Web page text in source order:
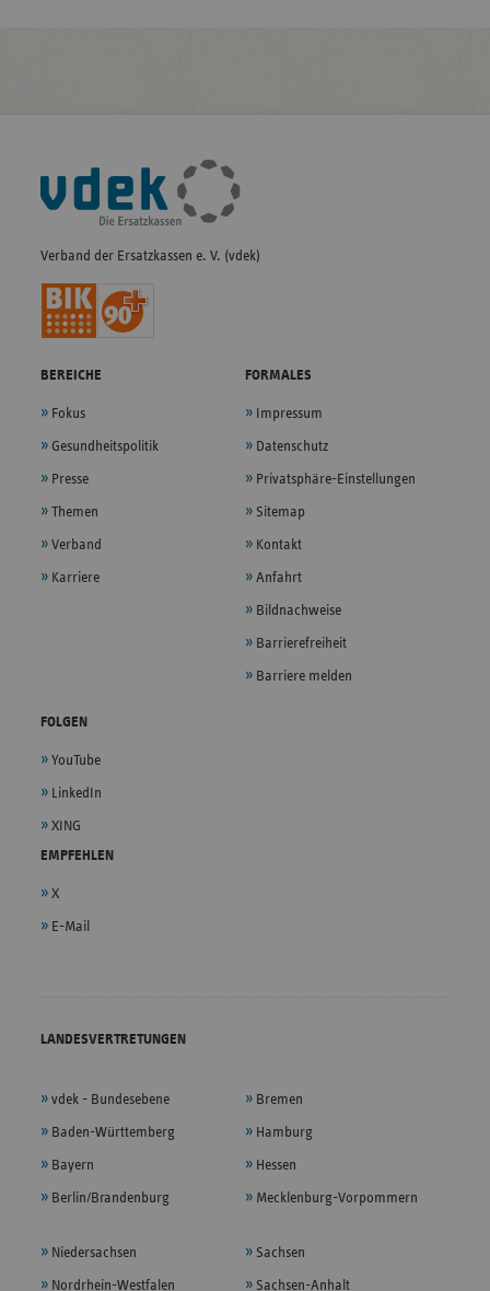
Fußleisten-
Navigation
Verband der Ersatzkassen e. V. (vdek)
BEREICHE
Fokus
Gesundheitspolitik
Presse
Themen
Verband
Karriere
FORMALES
Impressum
Datenschutz
Privatsphäre-Einstellungen
Sitemap
Kontakt
Anfahrt
Bildnachweise
Barrierefreiheit
Barriere melden
FOLGEN
YouTube
LinkedIn
XING
EMPFEHLEN
X
E-Mail
LANDESVERTRETUNGEN
vdek - Bundesebene
Baden-Württemberg
Bayern
Berlin/Brandenburg
Bremen
Hamburg
Hessen
Mecklenburg-Vorpommern
Niedersachsen
Nordrhein-Westfalen
Sachsen
Sachsen-Anhalt